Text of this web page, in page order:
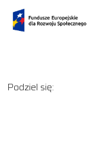
Podziel się: